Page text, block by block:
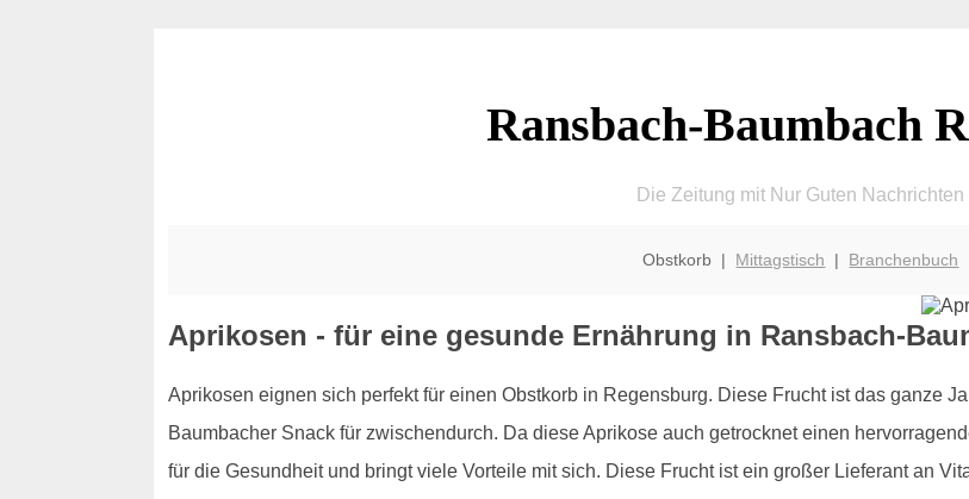
Ransbach-Baumbach
Die Zeitung mit Nur Guten Nachrichten
Obstkorb | Mittagstisch | Branchenbuch
Aprikosen - für eine gesunde Ernährung in Ransbach-
Aprikosen eignen sich perfekt für einen Obstkorb in Regensburg. Diese Frucht ist das ganze
Baumbacher Snack für zwischendurch. Da diese Aprikose auch getrocknet einen
für die Gesundheit und bringt viele Vorteile mit sich. Diese Frucht ist ein großer Lieferant an